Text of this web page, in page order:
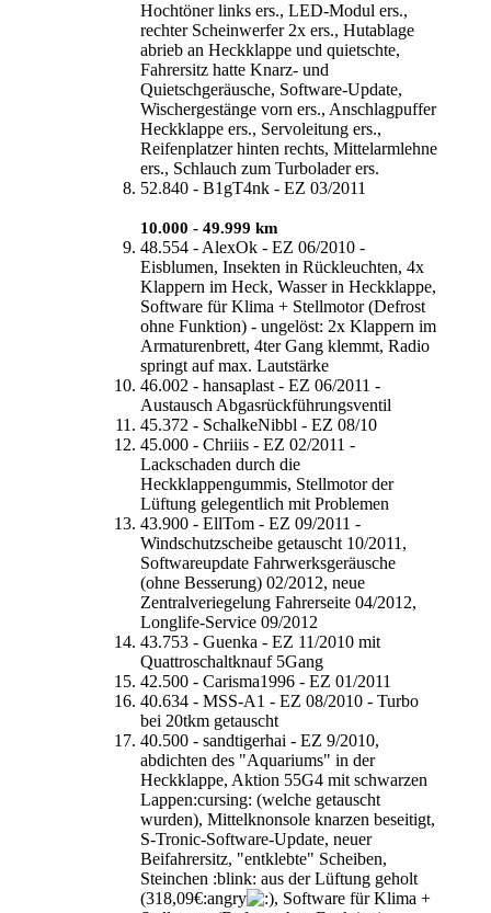
Hochtöner links ers., LED-Modul ers.,
rechter Scheinwerfer 2x ers., Hutablage
abrieb an Heckklappe und quietschte,
Fahrersitz hatte Knarz- und
Quietschgeräusche, Software-Update,
Wischergestänge vorn ers., Anschlagpuffer
Heckklappe ers., Servoleitung ers.,
Reifenplatzer hinten rechts, Mittelarmlehne
ers., Schlauch zum Turbolader ers.
52.840 - B1gT4nk - EZ 03/2011
10.000 - 49.999 km
48.554 - AlexOk - EZ 06/2010 -
Eisblumen, Insekten in Rückleuchten, 4x
Klappern im Heck, Wasser in Heckklappe,
Software für Klima + Stellmotor (Defrost
ohne Funktion) - ungelöst: 2x Klappern im
Armaturenbrett, 4ter Gang klemmt, Radio
springt auf max. Lautstärke
46.002 - hansaplast - EZ 06/2011 -
Austausch Abgasrückführungsventil
45.372 - SchalkeNibbl - EZ 08/10
45.000 - Chriiis - EZ 02/2011 -
Lackschaden durch die
Heckklappengummis, Stellmotor der
Lüftung gelegentlich mit Problemen
43.900 - EllTom - EZ 09/2011 -
Windschutzscheibe getauscht 10/2011,
Softwareupdate Fahrwerksgeräusche
(ohne Besserung) 02/2012, neue
Zentralveriegelung Fahrerseite 04/2012,
Longlife-Service 09/2012
43.753 - Guenka - EZ 11/2010 mit
Quattroschaltknauf 5Gang
42.500 - Carisma1996 - EZ 01/2011
40.634 - MSS-A1 - EZ 08/2010 - Turbo
bei 20tkm getauscht
40.500 - sandtigerhai - EZ 9/2010,
abdichten des "Aquariums" in der
Heckklappe, Aktion 55G4 mit schwarzen
Lappen:cursing: (welche getauscht
wurden), Mittelknonsole knarzen beseitigt,
S-Tronic-Software-Update, neuer
Beifahrersitz, "entklebte" Scheiben,
Steinchen :blink: aus der Lüftung geholt
(318,09€:angry
, Software für Klima +